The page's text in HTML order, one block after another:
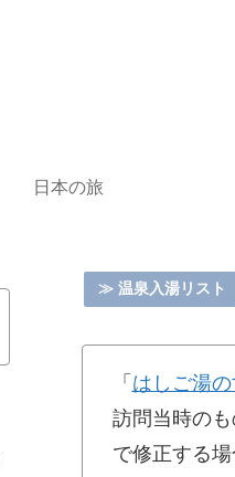
日本の旅
≫ 温泉入湯リスト
「 はしご湯
訪問当時の
で修正する